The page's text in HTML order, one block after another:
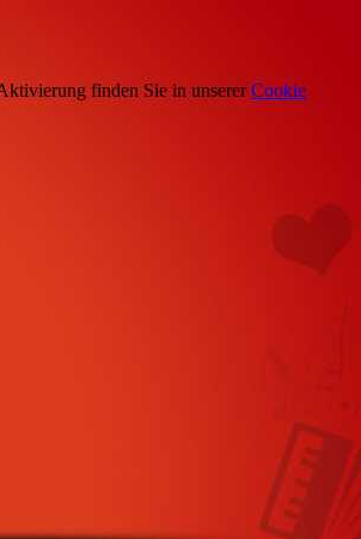
finden Sie in unsererCookie